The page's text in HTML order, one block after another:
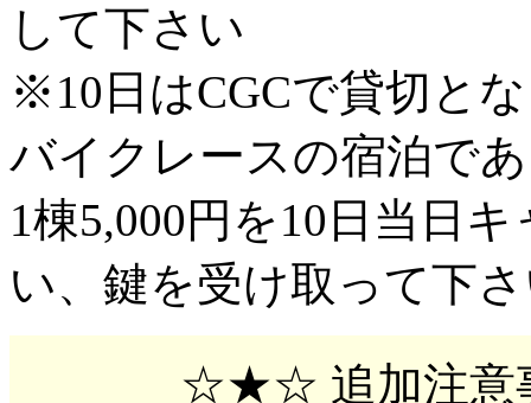
して下さい
※10日はCGCで貸切と
バイクレースの宿泊で
1棟5,000円を10日当日
い、鍵を受け取って下
☆★☆ 追加注意